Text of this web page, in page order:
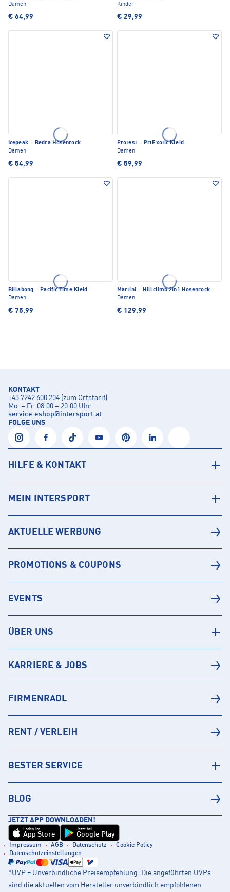
Damen
€ 64,99
Kinder
€ 29,99
Icepeak · Bedra Hosenrock
Damen
€ 54,99
Protest · PrtExotic Kleid
Damen
€ 59,99
Billabong · Pacific Time Kleid
Damen
€ 75,99
Martini · Hillclimb 2in1 Hosenrock
Damen
€ 129,99
KONTAKT
+43 7242 600 204 (zum Ortstarif)
Mo. – Fr. 08:00 – 20:00 Uhr
service.eshop@intersport.at
FOLGE UNS
HILFE & KONTAKT
MEIN INTERSPORT
AKTUELLE WERBUNG
PROMOTIONS & COUPONS
EVENTS
ÜBER UNS
KARRIERE & JOBS
FIRMENRADL
RENT / VERLEIH
BESTER SERVICE
BLOG
JETZT APP DOWNLOADEN!
Laden im
App Store
Jetzt bei
Google Play
Impressum AGB Datenschutz
Cookie Policy
Datenschutzeinstellungen
*UVP = Unverbindliche Preisempfehlung. Die angeführten UVPs
sind die aktuellen vom Hersteller unverbindlich empfohlenen